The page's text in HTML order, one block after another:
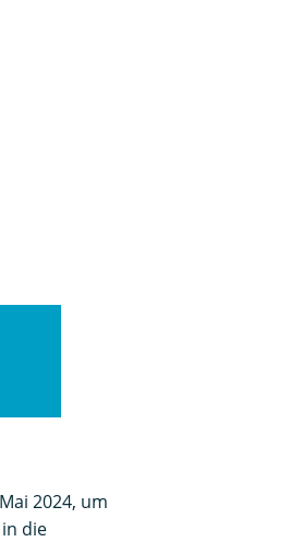
2024, um
die